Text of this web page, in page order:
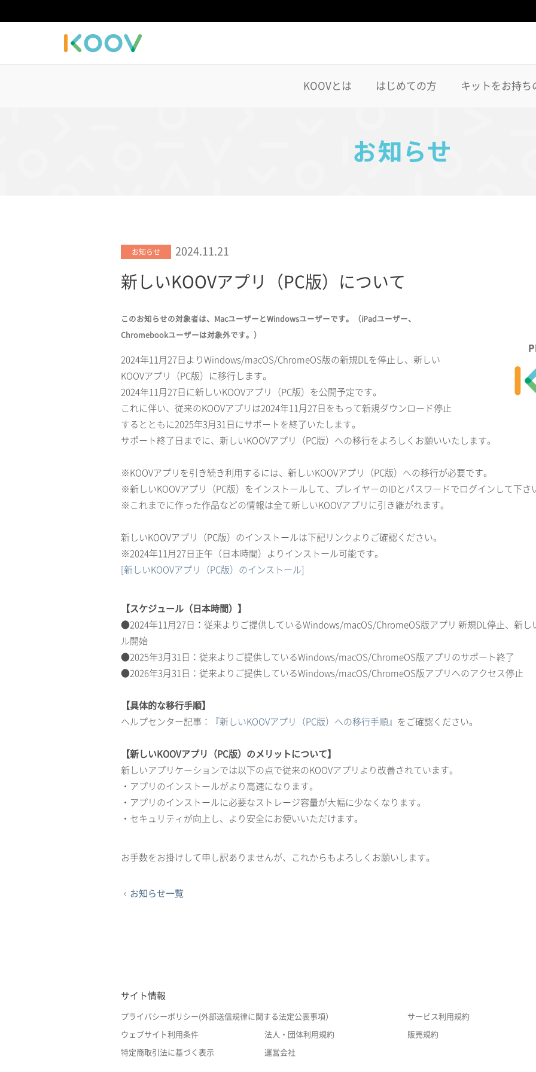
KOOVとは はじめての方 キットをお持ち
お知らせ 2024.11.21
新しいKOOVアプリ（PC版）について
このお知らせの対象者は、MacユーザーとWindowsユーザーです。（iPadユーザー、
Chromebookユーザーは対象外です。）
2024年11月27日よりWindows/macOS/ChromeOS版の新規DLを停止し、新しい
KOOVアプリ（PC版）に移行します。
2024年11月27日に新しいKOOVアプリ（PC版）を公開予定です。
これに伴い、従来のKOOVアプリは2024年11月27日をもって新規ダウンロード停止
するとともに2025年3月31日にサポートを終了いたします。
サポート終了日までに、新しいKOOVアプリ（PC版）への移行をよろしくお願いいたします。
※KOOVアプリを引き続き利用するには、新しいKOOVアプリ（PC版）への移行が必要です。
※新しいKOOVアプリ（PC版）をインストールして、プレイヤーのIDとパスワードでログインして下さ
※これまでに作った作品などの情報は全て新しいKOOVアプリに引き継がれます。
新しいKOOVアプリ（PC版）のインストールは下記リンクよりご確認ください。
※2024年11月27日正午（日本時間）よりインストール可能です。
[新しいKOOVアプリ（PC版）のインストール]
【スケジュール（日本時間）】
●2024年11月27日：従来よりご提供しているWindows/macOS/ChromeOS版アプリ 新規DL停止、新し
ル開始
●2025年3月31日：従来よりご提供しているWindows/macOS/ChromeOS版アプリのサポート終了
●2026年3月31日：従来よりご提供しているWindows/macOS/ChromeOS版アプリへのアクセス停止
【具体的な移行手順】
ヘルプセンター記事：
『新しいKOOVアプリ（PC版）への移行手順』 をご確認ください。
【新しいKOOVアプリ（PC版）のメリットについて】
新しいアプリケーションでは以下の点で従来のKOOVアプリより改善されています。
・アプリのインストールがより高速になります。
・アプリのインストールに必要なストレージ容量が大幅に少なくなります。
・セキュリティが向上し、より安全にお使いいただけます。
お手数をお掛けして申し訳ありませんが、これからもよろしくお願いします。
お知らせ一覧
サイト情報
プライバシーポリシー(外部送信規律に関する法定公表事項） サービス利用規約
ウェブサイト利用条件 法人・団体利用規約 販売規約
特定商取引法に基づく表示 運営会社